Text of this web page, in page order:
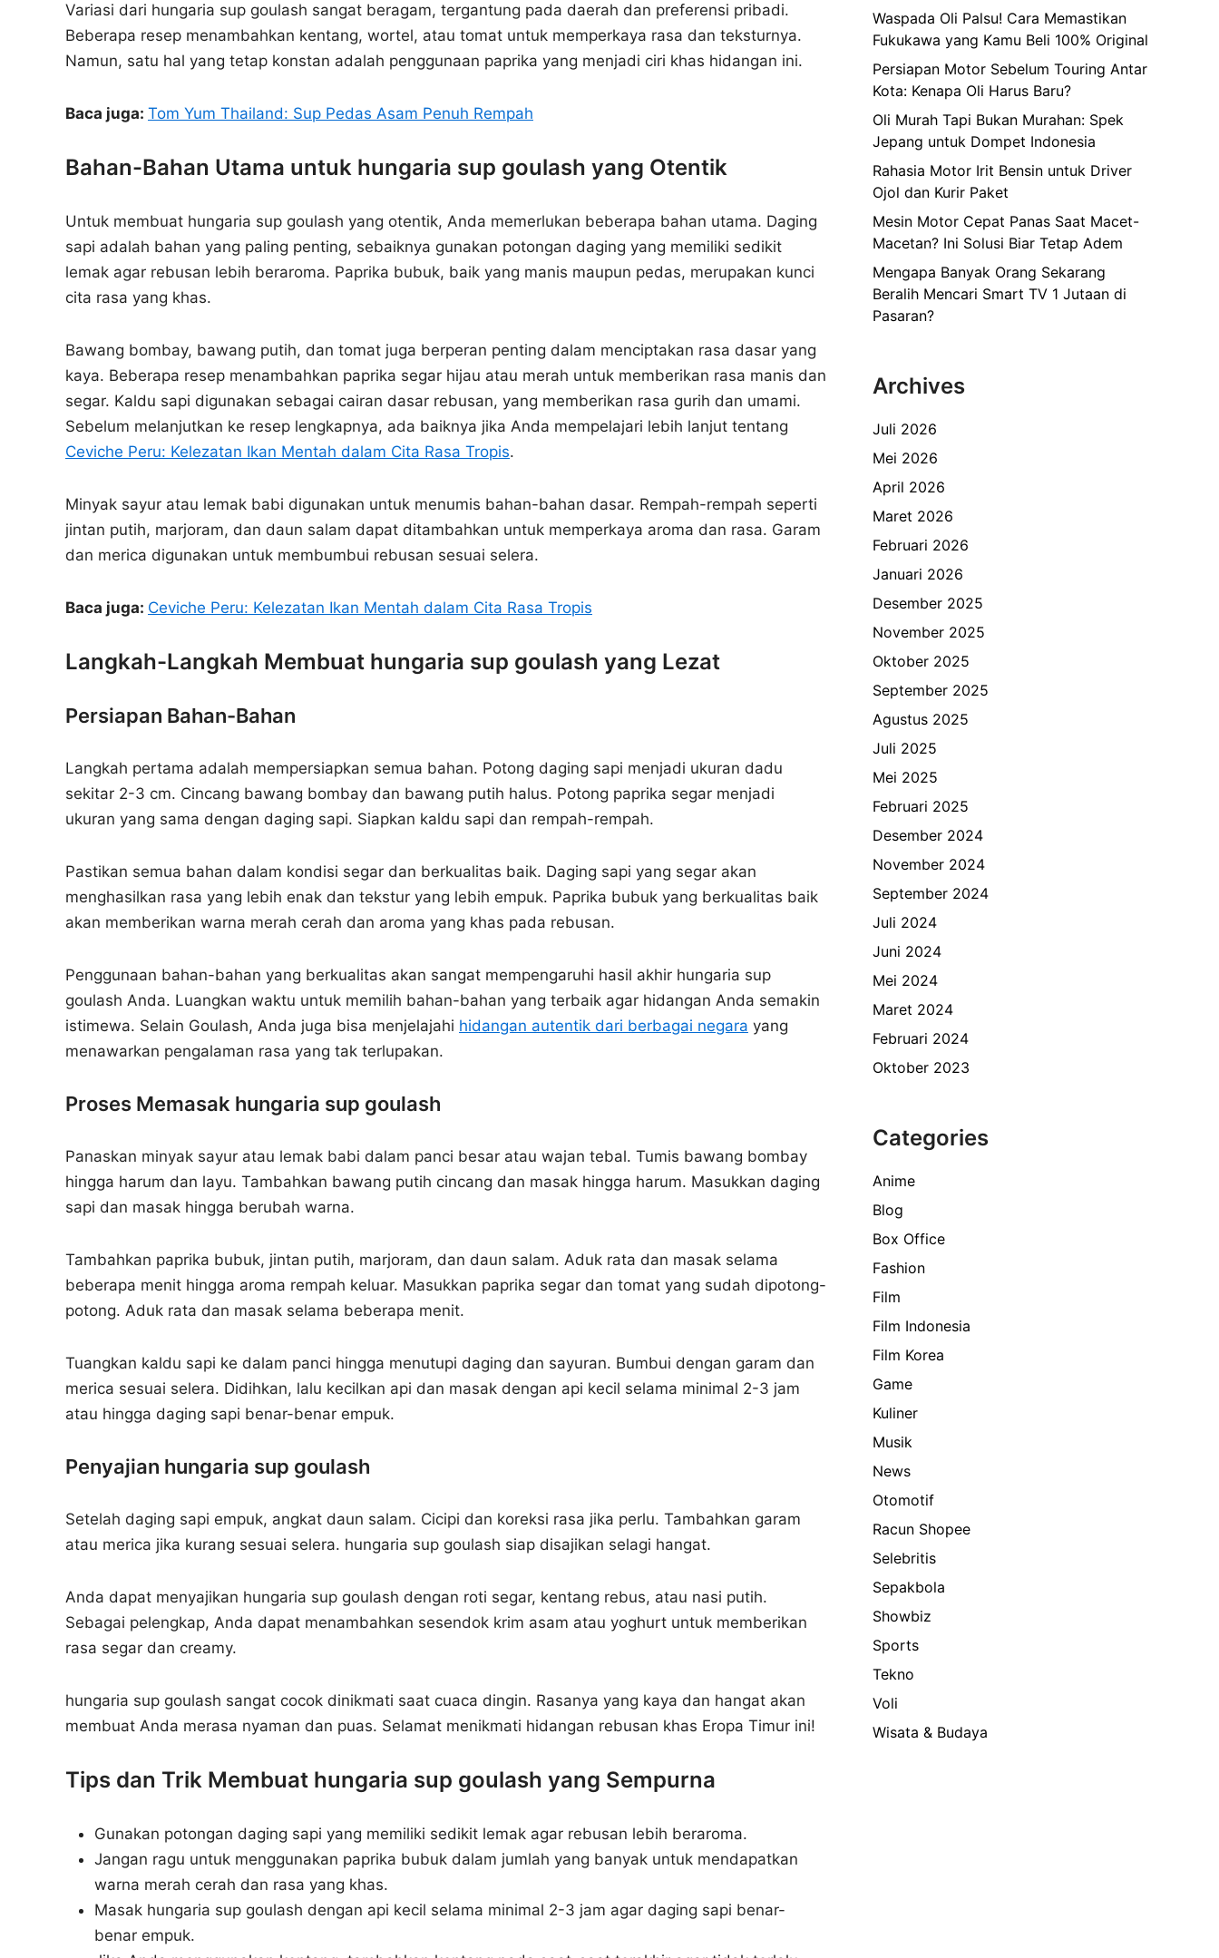
Variasi dari hungaria sup goulash sangat beragam, tergantung pada daerah dan preferensi pribadi.
Beberapa resep menambahkan kentang, wortel, atau tomat untuk memperkaya rasa dan teksturnya.
Namun, satu hal yang tetap konstan adalah penggunaan paprika yang menjadi ciri khas hidangan ini.
Baca juga: Tom Yum Thailand: Sup Pedas Asam Penuh Rempah
Bahan-Bahan Utama untuk hungaria sup goulash yang Otentik
Untuk membuat hungaria sup goulash yang otentik, Anda memerlukan beberapa bahan utama. Daging
sapi adalah bahan yang paling penting, sebaiknya gunakan potongan daging yang memiliki sedikit
lemak agar rebusan lebih beraroma. Paprika bubuk, baik yang manis maupun pedas, merupakan kunci
cita rasa yang khas.
Bawang bombay, bawang putih, dan tomat juga berperan penting dalam menciptakan rasa dasar yang
kaya. Beberapa resep menambahkan paprika segar hijau atau merah untuk memberikan rasa manis dan
segar. Kaldu sapi digunakan sebagai cairan dasar rebusan, yang memberikan rasa gurih dan umami.
Sebelum melanjutkan ke resep lengkapnya, ada baiknya jika Anda mempelajari lebih lanjut tentang
Ceviche Peru: Kelezatan Ikan Mentah dalam Cita Rasa Tropis.
Minyak sayur atau lemak babi digunakan untuk menumis bahan-bahan dasar. Rempah-rempah seperti
jintan putih, marjoram, dan daun salam dapat ditambahkan untuk memperkaya aroma dan rasa. Garam
dan merica digunakan untuk membumbui rebusan sesuai selera.
Baca juga: Ceviche Peru: Kelezatan Ikan Mentah dalam Cita Rasa Tropis
Langkah-Langkah Membuat hungaria sup goulash yang Lezat
Persiapan Bahan-Bahan
Langkah pertama adalah mempersiapkan semua bahan. Potong daging sapi menjadi ukuran dadu
sekitar 2-3 cm. Cincang bawang bombay dan bawang putih halus. Potong paprika segar menjadi
ukuran yang sama dengan daging sapi. Siapkan kaldu sapi dan rempah-rempah.
Pastikan semua bahan dalam kondisi segar dan berkualitas baik. Daging sapi yang segar akan
menghasilkan rasa yang lebih enak dan tekstur yang lebih empuk. Paprika bubuk yang berkualitas baik
akan memberikan warna merah cerah dan aroma yang khas pada rebusan.
Penggunaan bahan-bahan yang berkualitas akan sangat mempengaruhi hasil akhir hungaria sup
goulash Anda. Luangkan waktu untuk memilih bahan-bahan yang terbaik agar hidangan Anda semakin
istimewa. Selain Goulash, Anda juga bisa menjelajahi hidangan autentik dari berbagai negara yang
menawarkan pengalaman rasa yang tak terlupakan.
Proses Memasak hungaria sup goulash
Panaskan minyak sayur atau lemak babi dalam panci besar atau wajan tebal. Tumis bawang bombay
hingga harum dan layu. Tambahkan bawang putih cincang dan masak hingga harum. Masukkan daging
sapi dan masak hingga berubah warna.
Tambahkan paprika bubuk, jintan putih, marjoram, dan daun salam. Aduk rata dan masak selama
beberapa menit hingga aroma rempah keluar. Masukkan paprika segar dan tomat yang sudah dipotong-
potong. Aduk rata dan masak selama beberapa menit.
Tuangkan kaldu sapi ke dalam panci hingga menutupi daging dan sayuran. Bumbui dengan garam dan
merica sesuai selera. Didihkan, lalu kecilkan api dan masak dengan api kecil selama minimal 2-3 jam
atau hingga daging sapi benar-benar empuk.
Penyajian hungaria sup goulash
Setelah daging sapi empuk, angkat daun salam. Cicipi dan koreksi rasa jika perlu. Tambahkan garam
atau merica jika kurang sesuai selera. hungaria sup goulash siap disajikan selagi hangat.
Anda dapat menyajikan hungaria sup goulash dengan roti segar, kentang rebus, atau nasi putih.
Sebagai pelengkap, Anda dapat menambahkan sesendok krim asam atau yoghurt untuk memberikan
rasa segar dan creamy.
hungaria sup goulash sangat cocok dinikmati saat cuaca dingin. Rasanya yang kaya dan hangat akan
membuat Anda merasa nyaman dan puas. Selamat menikmati hidangan rebusan khas Eropa Timur ini!
Tips dan Trik Membuat hungaria sup goulash yang Sempurna
Gunakan potongan daging sapi yang memiliki sedikit lemak agar rebusan lebih beraroma.
Jangan ragu untuk menggunakan paprika bubuk dalam jumlah yang banyak untuk mendapatkan
warna merah cerah dan rasa yang khas.
Masak hungaria sup goulash dengan api kecil selama minimal 2-3 jam agar daging sapi benar-
benar empuk.
Waspada Oli Palsu! Cara Memastikan
Fukukawa yang Kamu Beli 100% Original
Persiapan Motor Sebelum Touring Antar
Kota: Kenapa Oli Harus Baru?
Oli Murah Tapi Bukan Murahan: Spek
Jepang untuk Dompet Indonesia
Rahasia Motor Irit Bensin untuk Driver
Ojol dan Kurir Paket
Mesin Motor Cepat Panas Saat Macet-
Macetan? Ini Solusi Biar Tetap Adem
Mengapa Banyak Orang Sekarang
Beralih Mencari Smart TV 1 Jutaan di
Pasaran?
Archives
Juli 2026
Mei 2026
April 2026
Maret 2026
Februari 2026
Januari 2026
Desember 2025
November 2025
Oktober 2025
September 2025
Agustus 2025
Juli 2025
Mei 2025
Februari 2025
Desember 2024
November 2024
September 2024
Juli 2024
Juni 2024
Mei 2024
Maret 2024
Februari 2024
Oktober 2023
Categories
Anime
Blog
Box Office
Fashion
Film
Film Indonesia
Film Korea
Game
Kuliner
Musik
News
Otomotif
Racun Shopee
Selebritis
Sepakbola
Showbiz
Sports
Tekno
Voli
Wisata & Budaya